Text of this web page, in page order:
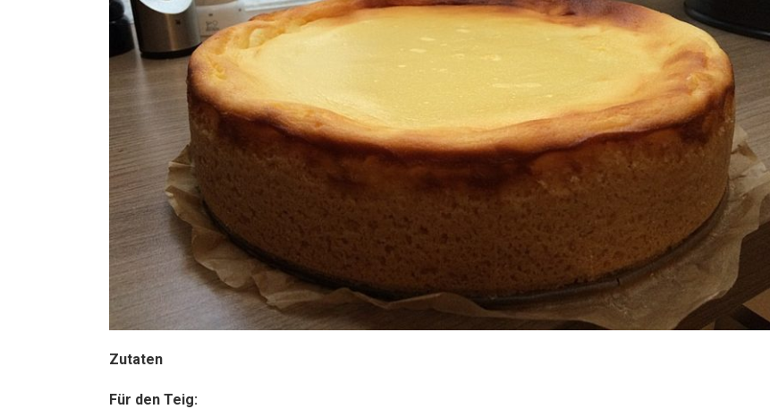
Zutaten
Für den Teig: